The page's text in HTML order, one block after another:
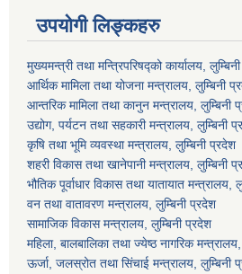
उपयोगी लिङ्कहरु
मुख्यमन्त्री तथा मन्त्रिपरिषद्को कार्यालय,
आर्थिक मामिला तथा योजना मन्त्रालय, लुम्बिनी
आन्तरिक मामिला तथा कानुन मन्त्रालय, लुम्बिनी
उद्योग, पर्यटन तथा सहकारी मन्त्रालय, लुम्बिनी
कृषि तथा भूमि व्यवस्था मन्त्रालय, लुम्बिनी प्रदेश
शहरी विकास तथा खानेपानी मन्त्रालय, लुम्बिनी
भौतिक पूर्वाधार विकास तथा यातायात मन्त्रालय,
वन तथा वातावरण मन्त्रालय, लुम्बिनी प्रदेश
सामाजिक विकास मन्त्रालय, लुम्बिनी प्रदेश
महिला, बालबालिका तथा ज्येष्ठ नागरिक
ऊर्जा, जलस्रोत तथा सिंचाई मन्त्रालय, लुम्बिनी